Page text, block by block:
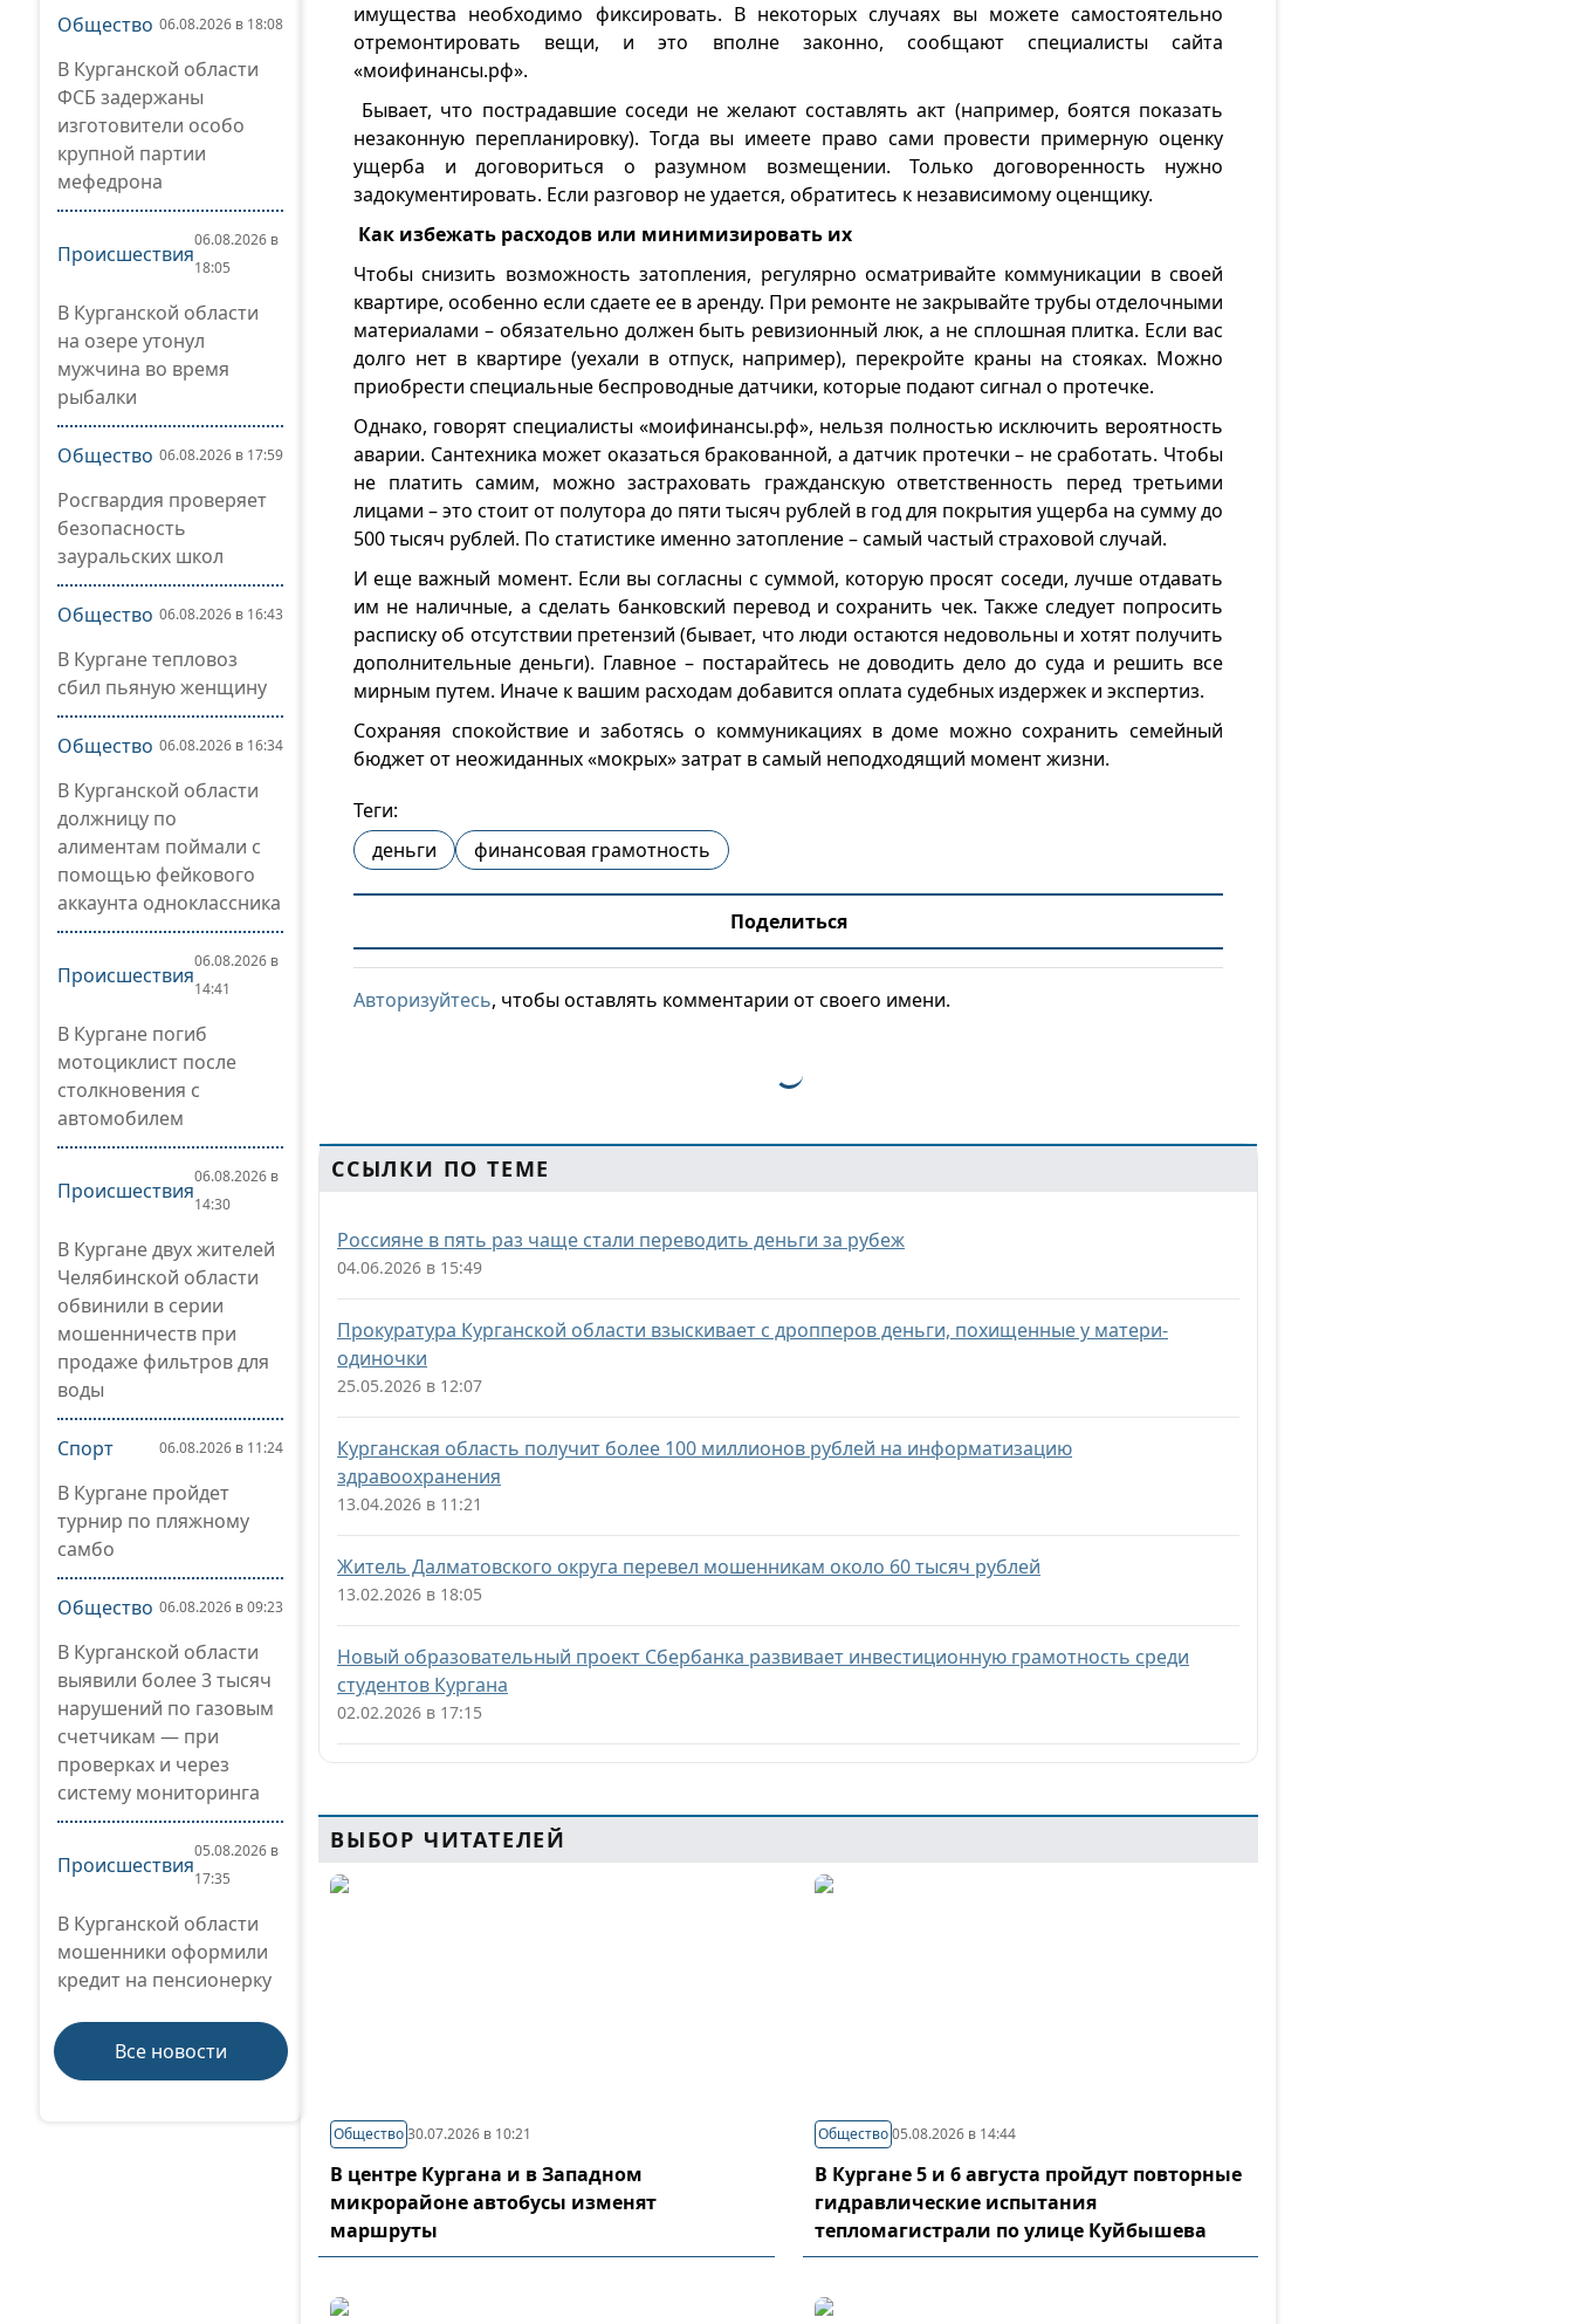
Общество 06.08.2026 в 18:08
В Курганской области
ФСБ задержаны
изготовители особо
крупной партии
мефедрона
Происшествия
06.08.2026 в
18:05
В Курганской области
на озере утонул
мужчина во время
рыбалки
Общество 06.08.2026 в 17:59
Росгвардия проверяет
безопасность
зауральских школ
Общество 06.08.2026 в 16:43
В Кургане тепловоз
сбил пьяную женщину
Общество 06.08.2026 в 16:34
В Курганской области
должницу по
алиментам поймали с
помощью фейкового
аккаунта одноклассника
Происшествия
06.08.2026 в
14:41
В Кургане погиб
мотоциклист после
столкновения с
автомобилем
Происшествия
06.08.2026 в
14:30
В Кургане двух жителей
Челябинской области
обвинили в серии
мошенничеств при
продаже фильтров для
воды
Спорт 06.08.2026 в 11:24
В Кургане пройдет
турнир по пляжному
самбо
Общество 06.08.2026 в 09:23
В Курганской области
выявили более 3 тысяч
нарушений по газовым
счетчикам — при
проверках и через
систему мониторинга
Происшествия
05.08.2026 в
17:35
В Курганской области
мошенники оформили
кредит на пенсионерку
Все новости
имущества необходимо фиксировать. В некоторых случаях вы можете самостоятельно
отремонтировать вещи, и это вполне законно, сообщают специалисты сайта
«моифинансы.рф».
Бывает, что пострадавшие соседи не желают составлять акт (например, боятся показать
незаконную перепланировку). Тогда вы имеете право сами провести примерную оценку
ущерба и договориться о разумном возмещении. Только договоренность нужно
задокументировать. Если разговор не удается, обратитесь к независимому оценщику.
Как избежать расходов или минимизировать их
Чтобы снизить возможность затопления, регулярно осматривайте коммуникации в своей
квартире, особенно если сдаете ее в аренду. При ремонте не закрывайте трубы отделочными
материалами – обязательно должен быть ревизионный люк, а не сплошная плитка. Если вас
долго нет в квартире (уехали в отпуск, например), перекройте краны на стояках. Можно
приобрести специальные беспроводные датчики, которые подают сигнал о протечке.
Однако, говорят специалисты «моифинансы.рф», нельзя полностью исключить вероятность
аварии. Сантехника может оказаться бракованной, а датчик протечки – не сработать. Чтобы
не платить самим, можно застраховать гражданскую ответственность перед третьими
лицами – это стоит от полутора до пяти тысяч рублей в год для покрытия ущерба на сумму до
500 тысяч рублей. По статистике именно затопление – самый частый страховой случай.
И еще важный момент. Если вы согласны с суммой, которую просят соседи, лучше отдавать
им не наличные, а сделать банковский перевод и сохранить чек. Также следует попросить
расписку об отсутствии претензий (бывает, что люди остаются недовольны и хотят получить
дополнительные деньги). Главное – постарайтесь не доводить дело до суда и решить все
мирным путем. Иначе к вашим расходам добавится оплата судебных издержек и экспертиз.
Сохраняя спокойствие и заботясь о коммуникациях в доме можно сохранить семейный
бюджет от неожиданных «мокрых» затрат в самый неподходящий момент жизни.
Теги:
деньги
финансовая грамотность
Поделиться
Авторизуйтесь, чтобы оставлять комментарии от своего имени.
ССЫЛКИ ПО ТЕМЕ
Россияне в пять раз чаще стали переводить деньги за рубеж
04.06.2026 в 15:49
Прокуратура Курганской области взыскивает с дропперов деньги, похищенные у матери-
одиночки
25.05.2026 в 12:07
Курганская область получит более 100 миллионов рублей на информатизацию
здравоохранения
13.04.2026 в 11:21
Житель Далматовского округа перевел мошенникам около 60 тысяч рублей
13.02.2026 в 18:05
Новый образовательный проект Сбербанка развивает инвестиционную грамотность среди
студентов Кургана
02.02.2026 в 17:15
ВЫБОР ЧИТАТЕЛЕЙ
Общество30.07.2026 в 10:21
В центре Кургана и в Западном
микрорайоне автобусы изменят
маршруты
Общество 05.08.2026 в 14:44
В Кургане 5 и 6 августа пройдут повторные
гидравлические испытания
тепломагистрали по улице Куйбышева